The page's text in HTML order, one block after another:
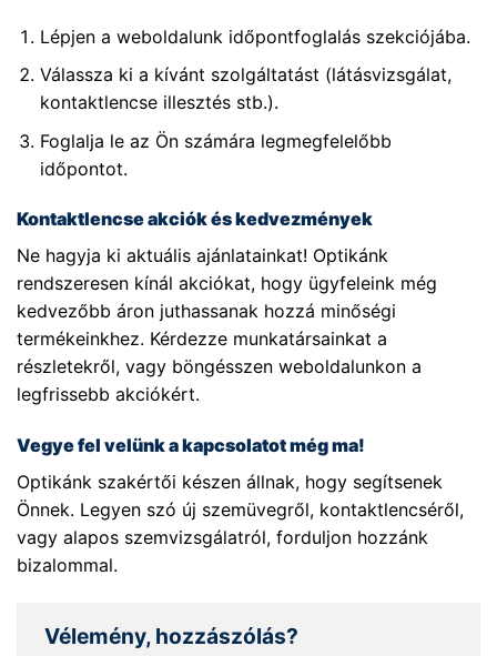
Lépjen a weboldalunk időpontfoglalás szekciójába.
Válassza ki a kívánt szolgáltatást (látásvizsgálat,
kontaktlencse illesztés stb.).
Foglalja le az Ön számára legmegfelelőbb
időpontot.
Kontaktlencse akciók és kedvezmények
Ne hagyja ki aktuális ajánlatainkat! Optikánk
rendszeresen kínál akciókat, hogy ügyfeleink még
kedvezőbb áron juthassanak hozzá minőségi
termékeinkhez. Kérdezze munkatársainkat a
részletekről, vagy böngésszen weboldalunkon a
legfrissebb akciókért.
Vegye fel velünk a kapcsolatot még ma!
Optikánk szakértői készen állnak, hogy segítsenek
Önnek. Legyen szó új szemüvegről, kontaktlencséről,
vagy alapos szemvizsgálatról, forduljon hozzánk
bizalommal.
Vélemény, hozzászólás?